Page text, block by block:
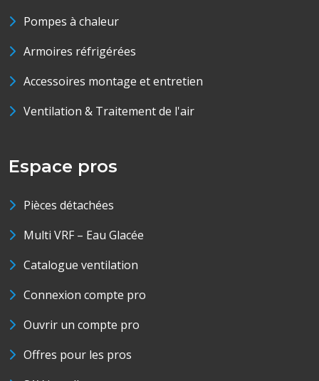
Pompes à chaleur
Armoires réfrigérées
Accessoires montage et entretien
Ventilation & Traitement de l'air
Espace pros
Pièces détachées
Multi VRF – Eau Glacée
Catalogue ventilation
Connexion compte pro
Ouvrir un compte pro
Offres pour les pros